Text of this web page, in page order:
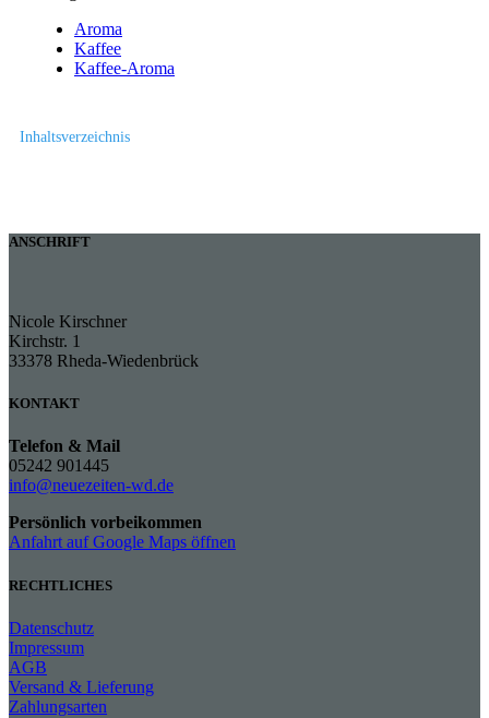
Aroma
Kaffee
Kaffee-Aroma
Inhaltsverzeichnis
ANSCHRIFT
Nicole Kirschner
Kirchstr. 1
33378 Rheda-Wiedenbrück
KONTAKT
Telefon & Mail
05242 901445
info@neuezeiten-wd.de
Persönlich vorbeikommen
Anfahrt auf Google Maps öffnen
RECHTLICHES
Datenschutz
Impressum
AGB
Versand & Lieferung
Zahlungsarten